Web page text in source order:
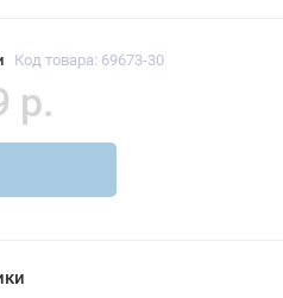
Код товара: 69673-30
р.